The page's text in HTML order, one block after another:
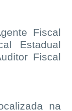
Fiscal
Estadual
Fiscal
na